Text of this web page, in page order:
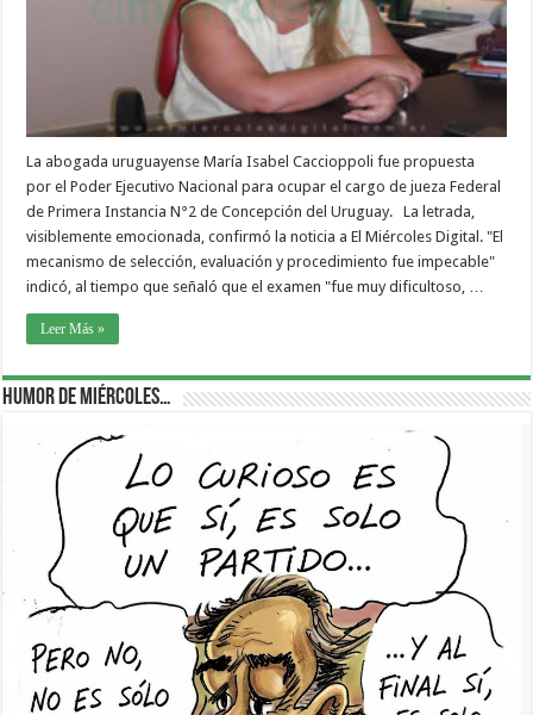
La abogada uruguayense María Isabel Caccioppoli fue propuesta
por el Poder Ejecutivo Nacional para ocupar el cargo de jueza Federal
de Primera Instancia N°2 de Concepción del Uruguay. La letrada,
visiblemente emocionada, confirmó la noticia a El Miércoles Digital. "El
mecanismo de selección, evaluación y procedimiento fue impecable"
indicó, al tiempo que señaló que el examen "fue muy dificultoso, …
Leer Más »
Humor de Miércoles…